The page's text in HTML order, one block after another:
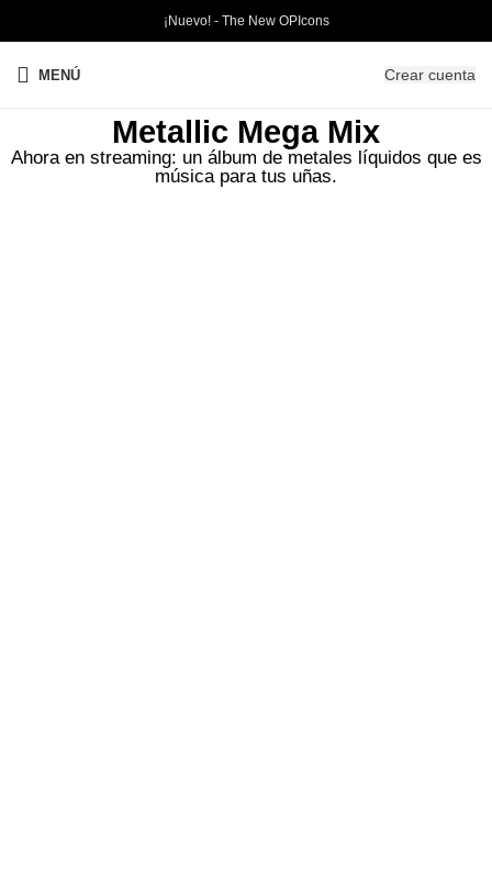
¡Nuevo! - The New OPIcons
MENÚ Crear cuenta
Metallic Mega Mix
Ahora en streaming: un álbum de metales líquidos que es
música para tus uñas.